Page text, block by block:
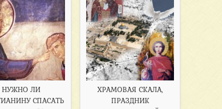
НУЖНО ЛИ
СПАСАТЬ
ХРАМОВАЯ СКАЛА,
ПРАЗДНИК